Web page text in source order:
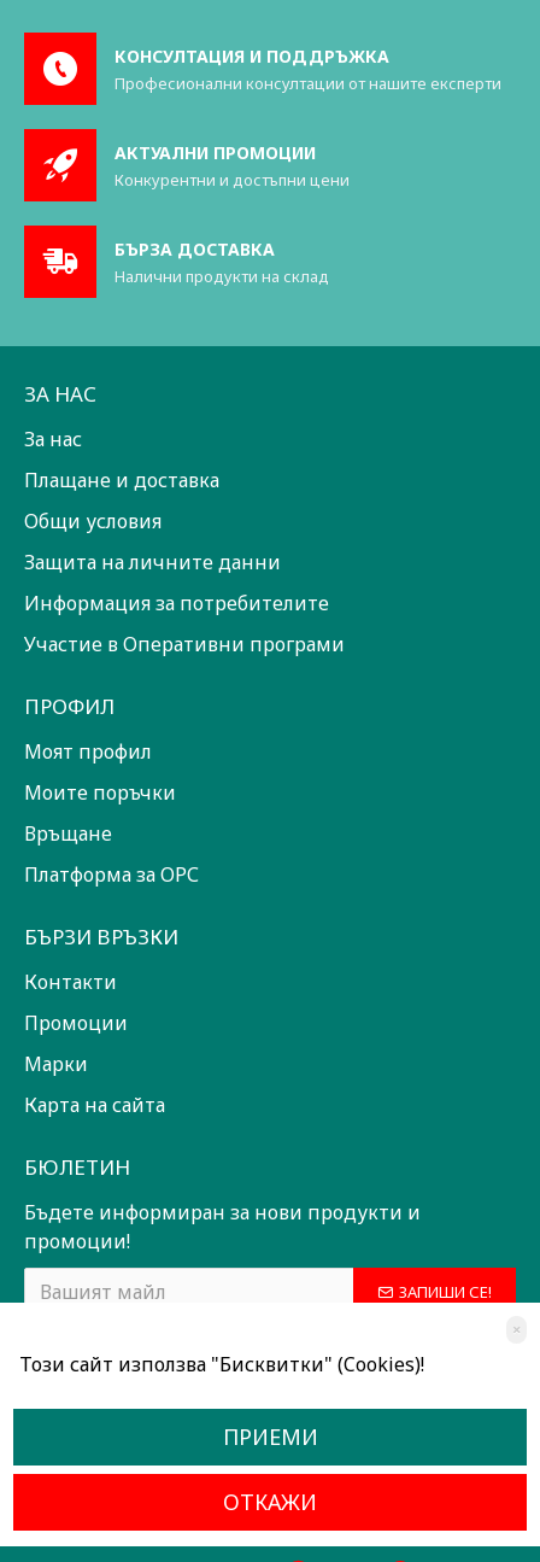
КОНСУЛТАЦИЯ И ПОДДРЪЖКА
Професионални консултации от нашите експерти
АКТУАЛНИ ПРОМОЦИИ
Конкурентни и достъпни цени
БЪРЗА ДОСТАВКА
Налични продукти на склад
ЗА НАС
За нас
Плащане и доставка
Общи условия
Защита на личните данни
Информация за потребителите
Участие в Оперативни програми
ПРОФИЛ
Моят профил
Моите поръчки
Връщане
Платформа за ОРС
БЪРЗИ ВРЪЗКИ
Контакти
Промоции
Марки
Карта на сайта
БЮЛЕТИН
Бъдете информиран за нови продукти и
промоции!
ЗАПИШИ СЕ!
Всички права запазени © 2024, Радославов Мюзик Център
Разработено от OpenCart Bulgaria
×
Този сайт използва "Бисквитки" (Cookies)!
ПРИЕМИ
ОТКАЖИ